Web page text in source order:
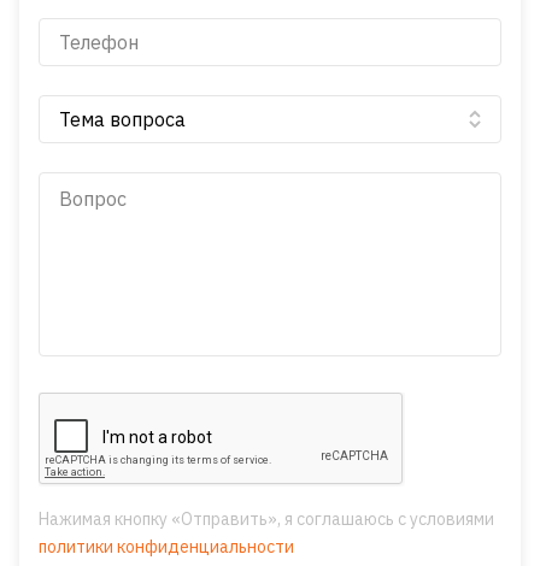
Нажимая кнопку «Отправить», я соглашаюсь с условиями
политики конфиденциальности